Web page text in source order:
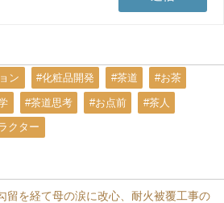
ン #化粧品開発 #茶道 #お茶
#茶道思考 #お点前 #茶人
クター
留を経て母の涙に改心、耐火被覆工事の